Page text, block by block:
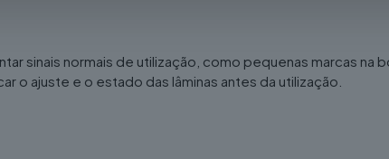
sinais normais de utilização, como pequenas marcas na
o ajuste e o estado das lâminas antes da utilização.